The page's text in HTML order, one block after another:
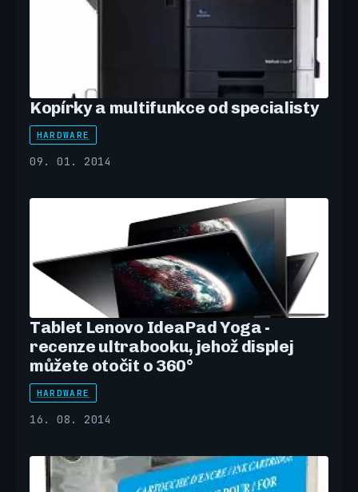
Kopírky a multifunkce od specialisty
HARDWARE
09. 01. 2014
Tablet Lenovo IdeaPad Yoga -
recenze ultrabooku, jehož displej
můžete otočit o 360°
HARDWARE
16. 08. 2014